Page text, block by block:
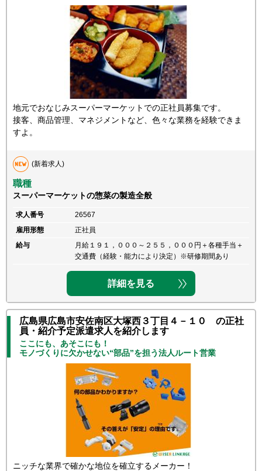
地元でおなじみスーパーマーケットでの正社員募集です。
接客、商品管理、マネジメントなど、色々な業務を経験できま
すよ。
(新着求人)
職種
スーパーマーケットの惣菜の製造全般
求人番号
26567
雇用形態
正社員
給与
月給１９１，０００～２５５，０００円＋各種手当＋
交通費（経験・能力により決定）※研修期間あり
詳細を見る
広島県広島市安佐南区大塚西３丁目４－１０ の正社
員・紹介予定派遣求人を紹介します
ここにも、あそこにも！
モノづくりに欠かせない“部品”を担う法人ルート営業
ニッチな業界で確かな地位を確立するメーカー！